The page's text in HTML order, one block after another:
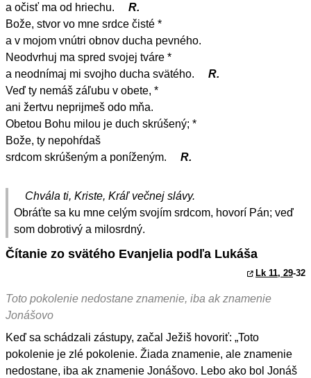
a očisť ma od hriechu.
R.
Bože, stvor vo mne srdce čisté *
a v mojom vnútri obnov ducha pevného.
Neodvrhuj ma spred svojej tváre *
a neodnímaj mi svojho ducha svätého.
R.
Veď ty nemáš záľubu v obete, *
ani žertvu neprijmeš odo mňa.
Obetou Bohu milou je duch skrúšený; *
Bože, ty nepohŕdaš
srdcom skrúšeným a poníženým.
R.
Chvála ti, Kriste, Kráľ večnej slávy.
Obráťte sa ku mne celým svojím srdcom, hovorí Pán; veď
som dobrotivý a milosrdný.
Čítanie zo svätého Evanjelia podľa Lukáša
Lk 11, 29-32
Toto pokolenie nedostane znamenie, iba ak znamenie
Jonášovo
Keď sa schádzali zástupy, začal Ježiš hovoriť: „Toto
pokolenie je zlé pokolenie. Žiada znamenie, ale znamenie
nedostane, iba ak znamenie Jonášovo. Lebo ako bol Jonáš